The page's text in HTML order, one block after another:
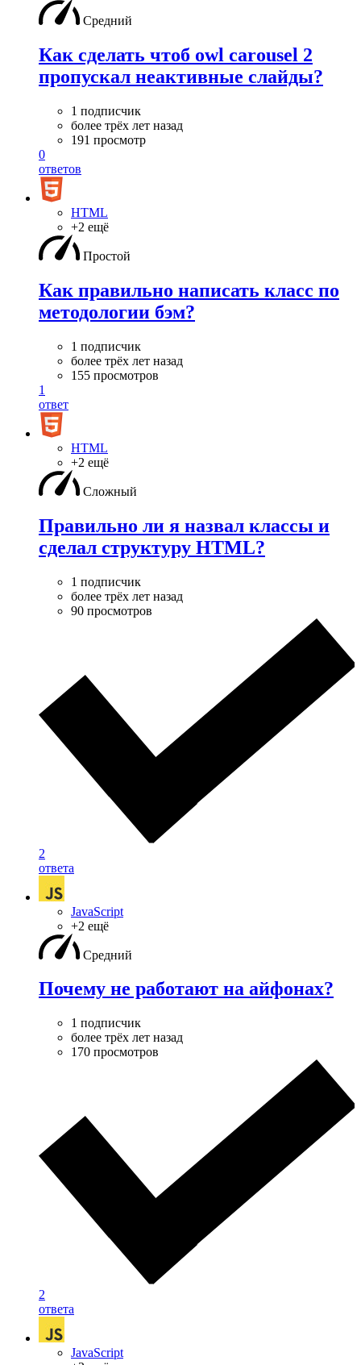
Средний
Как сделать чтоб owl carousel 2
пропускал неактивные слайды?
1 подписчик
более трёх лет назад
191 просмотр
0
ответов
HTML
+2 ещё
Простой
Как правильно написать класс по
методологии бэм?
1 подписчик
более трёх лет назад
155 просмотров
1
ответ
HTML
+2 ещё
Сложный
Правильно ли я назвал классы и
сделал структуру HTML?
1 подписчик
более трёх лет назад
90 просмотров
2
ответа
JavaScript
+2 ещё
Средний
Почему не работают на айфонах?
1 подписчик
более трёх лет назад
170 просмотров
2
ответа
JavaScript